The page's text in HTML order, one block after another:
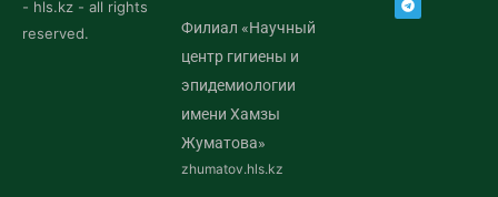
- hls.kz - all rights
reserved.
Филиал «Научный
центр гигиены и
эпидемиологии
имени Хамзы
Жуматова»
zhumatov.hls.kz